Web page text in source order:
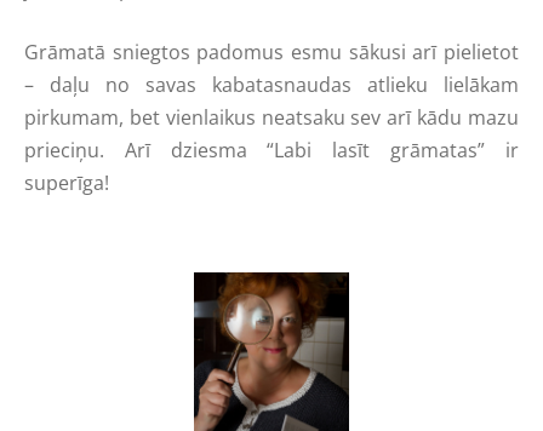
Grāmatā sniegtos padomus esmu sākusi arī pielietot
– daļu no savas kabatasnaudas atlieku lielākam
pirkumam, bet vienlaikus neatsaku sev arī kādu mazu
prieciņu. Arī dziesma “Labi lasīt grāmatas” ir
superīga!